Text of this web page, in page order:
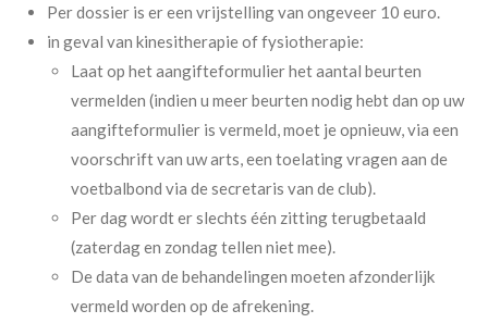
Per dossier is er een vrijstelling van ongeveer 10 euro.
in geval van kinesitherapie of fysiotherapie:
Laat op het aangifteformulier het aantal beurten
vermelden (indien u meer beurten nodig hebt dan op uw
aangifteformulier is vermeld, moet je opnieuw, via een
voorschrift van uw arts, een toelating vragen aan de
voetbalbond via de secretaris van de club).
Per dag wordt er slechts één zitting terugbetaald
(zaterdag en zondag tellen niet mee).
De data van de behandelingen moeten afzonderlijk
vermeld worden op de afrekening.